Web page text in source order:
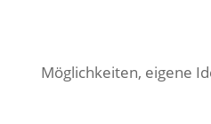
Möglichkeiten, eigene